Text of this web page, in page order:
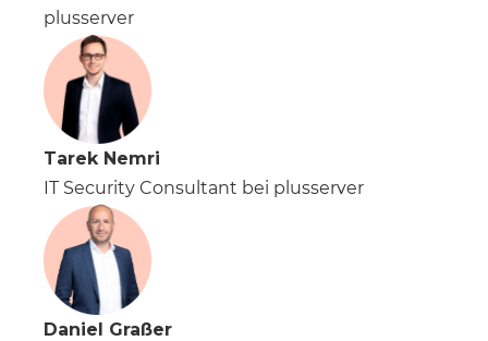
plusserver
Tarek Nemri
IT Security Consultant bei plusserver
Daniel Graßer